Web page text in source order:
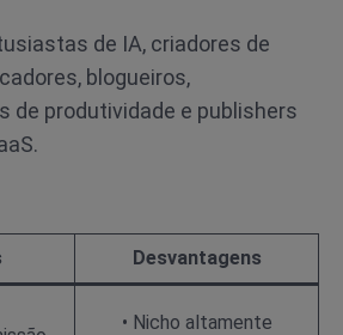
de IA, criadores de
blogueiros,
de produtividade e publishers
Desvantagens
• Nicho altamente